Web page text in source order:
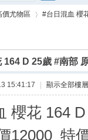
搜
索
價尤物區
›
#台日混血 櫻
164 D 25歲 #南部
15:41:17 顯示全部樓層
櫻花 164
12000 特